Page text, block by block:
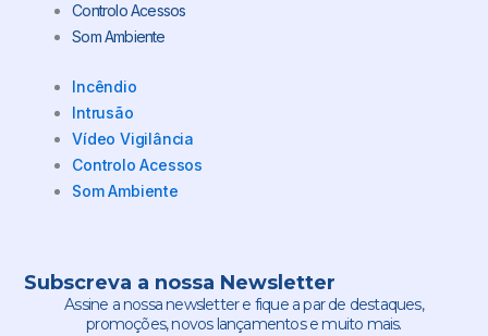
Controlo Acessos
Som Ambiente
Incêndio
Intrusão
Vídeo Vigilância
Controlo Acessos
Som Ambiente
Subscreva a nossa Newsletter
Assine a nossa newsletter e fique a par de destaques,
promoções, novos lançamentos e muito mais.